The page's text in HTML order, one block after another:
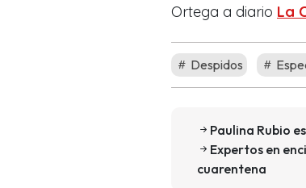
Ortega a diario La
Despidos
Paulina Rubio
Expertos en
cuarentena